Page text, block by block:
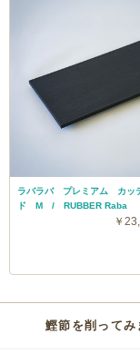
ラバラバ プレミアム カッ
ド M / RUBBER Raba
￥
鰹節を削ってみ